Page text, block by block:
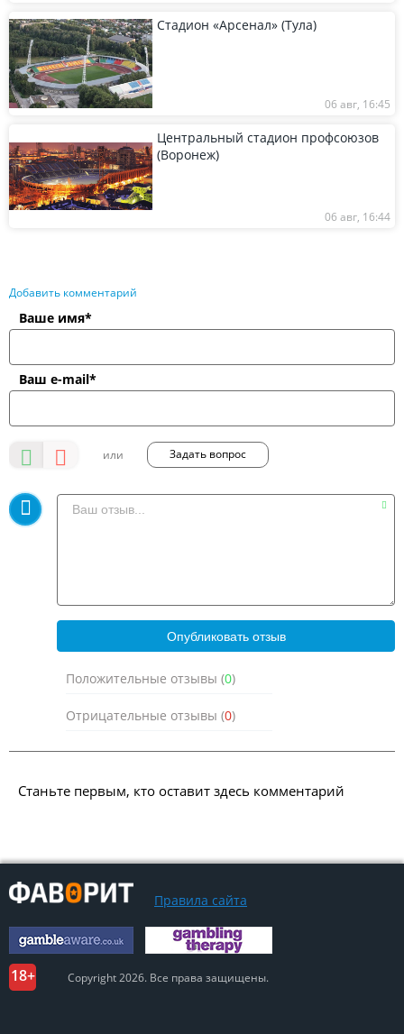
Стадион «Арсенал» (Тула)
06 авг, 16:45
Центральный стадион профсоюзов
(Воронеж)
06 авг, 16:44
Добавить комментарий
Ваше имя*
Ваш e-mail*
Задать вопрос
Положительные отзывы (0)
Отрицательные отзывы (0)
Станьте первым, кто оставит здесь комментарий
Правила сайта
Copyright 2026. Все права защищены.